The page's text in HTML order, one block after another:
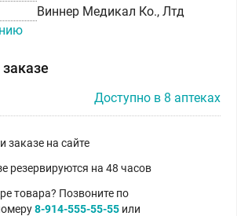
Виннер Медикал Ко., Лтд
Доступно в 8 аптеках
заказе на сайте
резервируются на 48 часов
товара? Позвоните по
8-914-555-55-55 или